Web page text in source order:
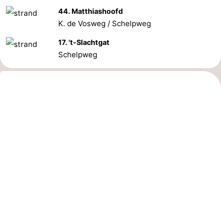
44. Matthiashoofd
K. de Vosweg / Schelpweg
17. 't-Slachtgat
Schelpweg